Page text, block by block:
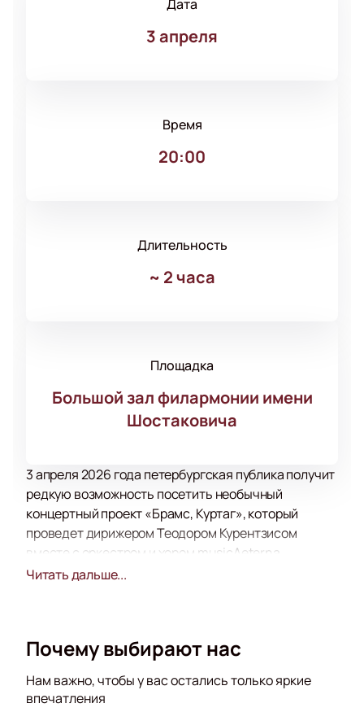
Дата
3 апреля
Время
20:00
Длительность
~ 2 часа
Площадка
Большой зал филармонии имени
Шостаковича
3 апреля 2026 года петербургская публика получит
редкую возможность посетить необычный
концертный проект «Брамс, Куртаг», который
проведет дирижером Теодором Курентзисом
вместе с оркестром и хором musicAeterna.
Мероприятие пройдет в престижном зале
искусства. Уже открыта продажа билетов.
100-летием великого венгерского композитора
Читать дальше...
Почему выбирают нас
Нам важно, чтобы у вас остались только яркие
впечатления